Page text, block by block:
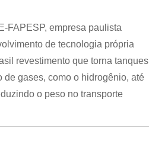
FAPESP, empresa paulista
de tecnologia própria
revestimento que torna tanques
de gases, como o hidrogênio, até
o peso no transporte